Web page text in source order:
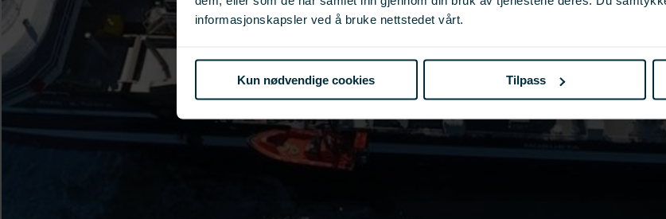
informasjonskapsler ved å bruke nettstedet vårt.
Kun nødvendige cookies Tilpass